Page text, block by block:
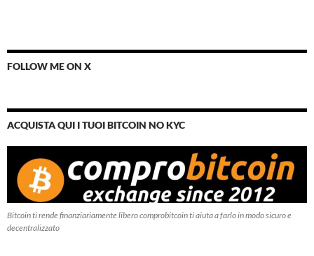
FOLLOW ME ON X
ACQUISTA QUI I TUOI BITCOIN NO KYC
Bitcoin ti rende finanziariamente libero comprobitcoin ti aiuta a farlo in modo sicuro e
decentralizzato